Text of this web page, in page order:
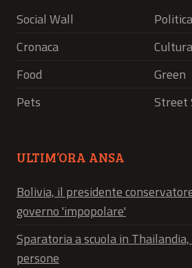
Social Wall
Politica
Cronaca
Cultura
Food
Green
Pets
Street
ULTIM’ORA ANSA
Bolivia, il presidente
governo 'impopolare'
Sparatoria a scuola in
persone